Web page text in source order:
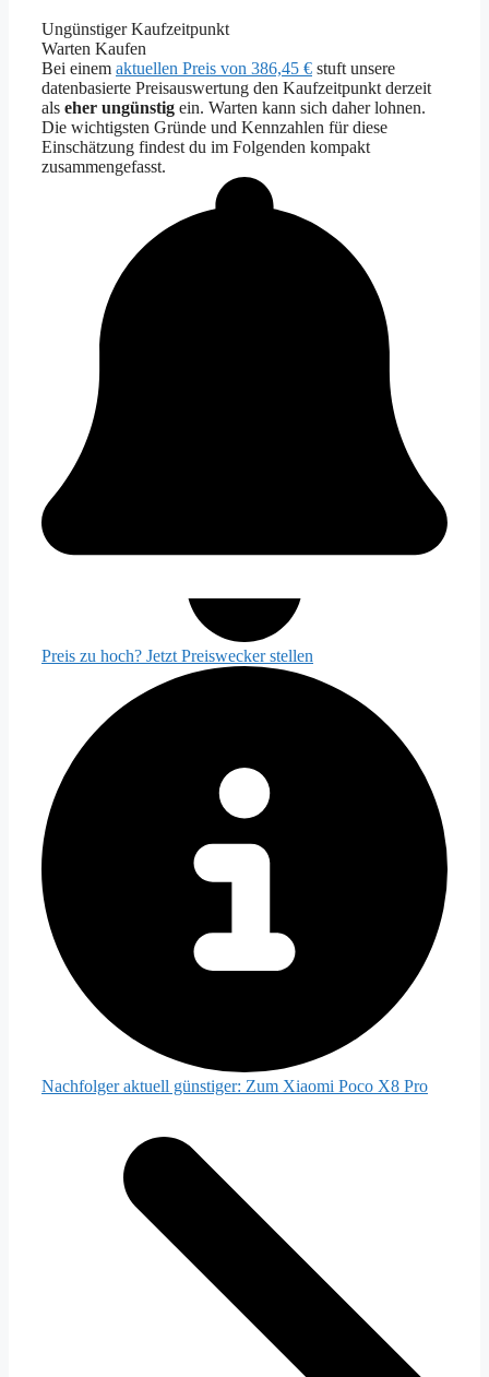
Ungünstiger Kaufzeitpunkt
Warten Kaufen
Bei einem aktuellen Preis von 386,45 € stuft unsere
datenbasierte Preisauswertung den Kaufzeitpunkt derzeit
als eher ungünstig ein. Warten kann sich daher lohnen.
Die wichtigsten Gründe und Kennzahlen für diese
Einschätzung findest du im Folgenden kompakt
zusammengefasst.
Preis zu hoch? Jetzt Preiswecker stellen
Nachfolger aktuell günstiger: Zum Xiaomi Poco X8 Pro